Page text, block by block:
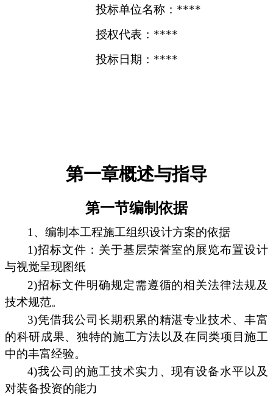
投标单位名称：****
授权代表：****
投标日期：****
第一章概述与指导
第一节编制依据
1、编制本工程施工组织设计方案的依据
1)招标文件：关于基层荣誉室的展览布置设计
与视觉呈现图纸
2)招标文件明确规定需遵循的相关法律法规及
技术规范。
3)凭借我公司长期积累的精湛专业技术、丰富
的科研成果、独特的施工方法以及在同类项目施工
中的丰富经验。
4)我公司的施工技术实力、现有设备水平以及
对装备投资的能力